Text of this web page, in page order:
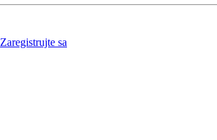
Zaregistrujte sa